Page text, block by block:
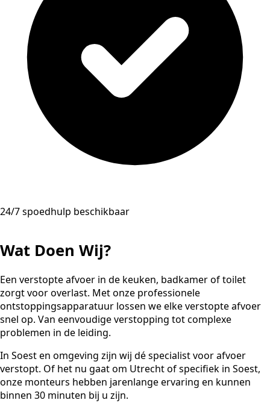
24/7 spoedhulp beschikbaar
Wat Doen Wij?
Een verstopte afvoer in de keuken, badkamer of toilet
zorgt voor overlast. Met onze professionele
ontstoppingsapparatuur lossen we elke verstopte afvoer
snel op. Van eenvoudige verstopping tot complexe
problemen in de leiding.
In Soest en omgeving zijn wij dé specialist voor afvoer
verstopt. Of het nu gaat om Utrecht of specifiek in Soest,
onze monteurs hebben jarenlange ervaring en kunnen
binnen 30 minuten bij u zijn.